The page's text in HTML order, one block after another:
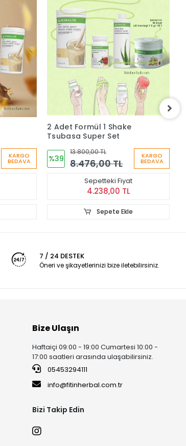
KARGO
BEDAVA
2 Adet Formül 1 Shake
Tsubasa Super Set
%39
13.800,00 TL
8.476,00 TL
KARGO
BEDAVA
Sepetteki Fiyat
4.238,00 TL
Sepete Ekle
7 / 24 DESTEK
Öneri ve şikayetlerinizi bize iletebilirsiniz.
Bize Ulaşın
Haftaiçi 09:00 - 19:00 Cumartesi 10:00 -
17:00 saatleri arasında ulaşabilirsiniz.
05453294111
info@fitinherbal.com.tr
Bizi Takip Edin